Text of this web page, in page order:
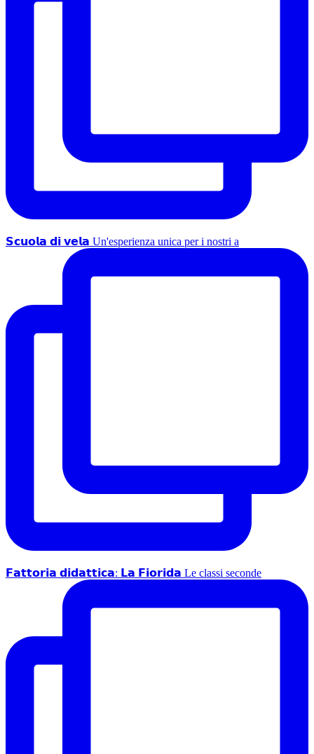
𝗦𝗰𝘂𝗼𝗹𝗮 𝗱𝗶 𝘃𝗲𝗹𝗮 Un'esperienza unica per i nostri a
𝗙𝗮𝘁𝘁𝗼𝗿𝗶𝗮 𝗱𝗶𝗱𝗮𝘁𝘁𝗶𝗰𝗮: 𝗟𝗮 𝗙𝗶𝗼𝗿𝗶𝗱𝗮 Le classi seconde